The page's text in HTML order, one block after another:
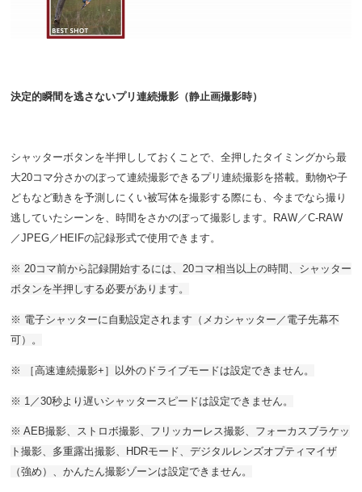
決定的瞬間を逃さないプリ連続撮影（静止画撮影時）
シャッターボタンを半押ししておくことで、全押したタイミングから最
大20コマ分さかのぼって連続撮影できるプリ連続撮影を搭載。動物や子
どもなど動きを予測しにくい被写体を撮影する際にも、今までなら撮り
逃していたシーンを、時間をさかのぼって撮影します。RAW／C-RAW
／JPEG／HEIFの記録形式で使用できます。
※ 20コマ前から記録開始するには、20コマ相当以上の時間、シャッター
ボタンを半押しする必要があります。
※ 電子シャッターに自動設定されます（メカシャッター／電子先幕不
可）。
※ ［高速連続撮影+］以外のドライブモードは設定できません。
※ 1／30秒より遅いシャッタースピードは設定できません。
※ AEB撮影、ストロボ撮影、フリッカーレス撮影、フォーカスブラケッ
ト撮影、多重露出撮影、HDRモード、デジタルレンズオプティマイザ
（強め）、かんたん撮影ゾーンは設定できません。